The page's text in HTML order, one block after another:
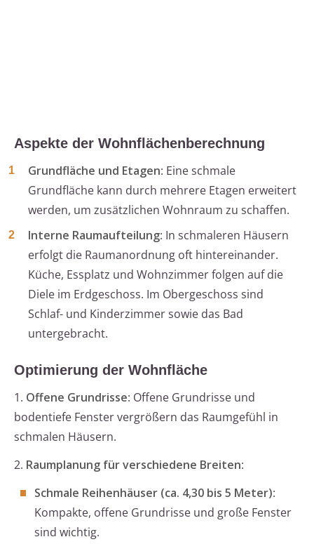
Aspekte der Wohnflächenberechnung
Grundfläche und Etagen: Eine schmale
Grundfläche kann durch mehrere Etagen erweitert
werden, um zusätzlichen Wohnraum zu schaffen.
Interne Raumaufteilung: In schmaleren Häusern
erfolgt die Raumanordnung oft hintereinander.
Küche, Essplatz und Wohnzimmer folgen auf die
Diele im Erdgeschoss. Im Obergeschoss sind
Schlaf- und Kinderzimmer sowie das Bad
untergebracht.
Optimierung der Wohnfläche
1. Offene Grundrisse: Offene Grundrisse und
bodentiefe Fenster vergrößern das Raumgefühl in
schmalen Häusern.
2. Raumplanung für verschiedene Breiten:
Schmale Reihenhäuser (ca. 4,30 bis 5 Meter):
Kompakte, offene Grundrisse und große Fenster
sind wichtig.